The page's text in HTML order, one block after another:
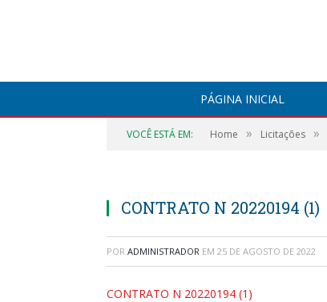
PÁGINA INICIAL
VOCÊ ESTÁ EM: Home » Licitações »
CONTRATO N 20220194 (1)
POR ADMINISTRADOR EM 25 DE AGOSTO DE 2022
CONTRATO N 20220194 (1)